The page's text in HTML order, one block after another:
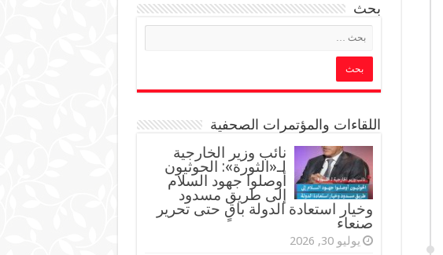
بحث
اللقاءات والمؤتمرات الصحفية
‏نائب وزير الخارجية
لـ«الثورة»: الحوثيون
أوصلوا جهود السلام
إلى طريق مسدود
وخيار استعادة الدولة باقٍ حتى تحرير
صنعاء
يوليو 30, 2026